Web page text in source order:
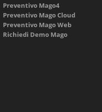
Preventivo Mago4
Preventivo Mago Cloud
Preventivo Mago Web
Richiedi Demo Mago